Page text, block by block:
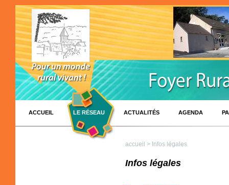
ACCUEIL LE RÉSEAU ACTUALITÉS AGENDA
accueil > Infos légales
Infos légales